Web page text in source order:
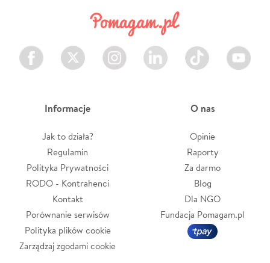
Facebook Twitter Instagram LinkedIn TikTok Youtube
Informacje
Jak to działa?
Regulamin
Polityka Prywatności
RODO - Kontrahenci
Kontakt
Porównanie serwisów
Polityka plików cookie
Zarządzaj zgodami cookie
O nas
Opinie
Raporty
Za darmo
Blog
Dla NGO
Fundacja Pomagam.pl